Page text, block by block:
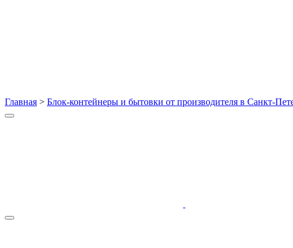
Главная > Блок-контейнеры и бытовки от производителя в Санкт-